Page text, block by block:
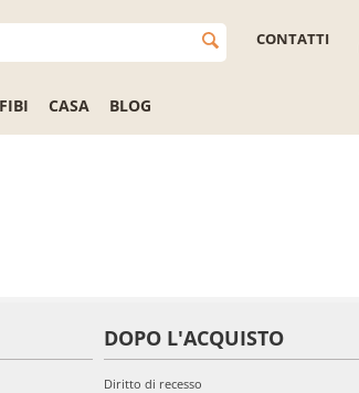
CONTATTI
CASA BLOG
DOPO L'ACQUISTO
Diritto di recesso